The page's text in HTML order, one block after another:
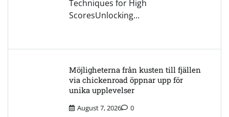
Techniques for High
ScoresUnlocking…
Möjligheterna från kusten till fjällen
via chickenroad öppnar upp för
unika upplevelser
August 7, 2026 0